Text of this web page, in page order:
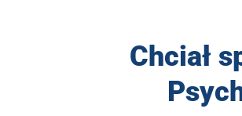
Chciał